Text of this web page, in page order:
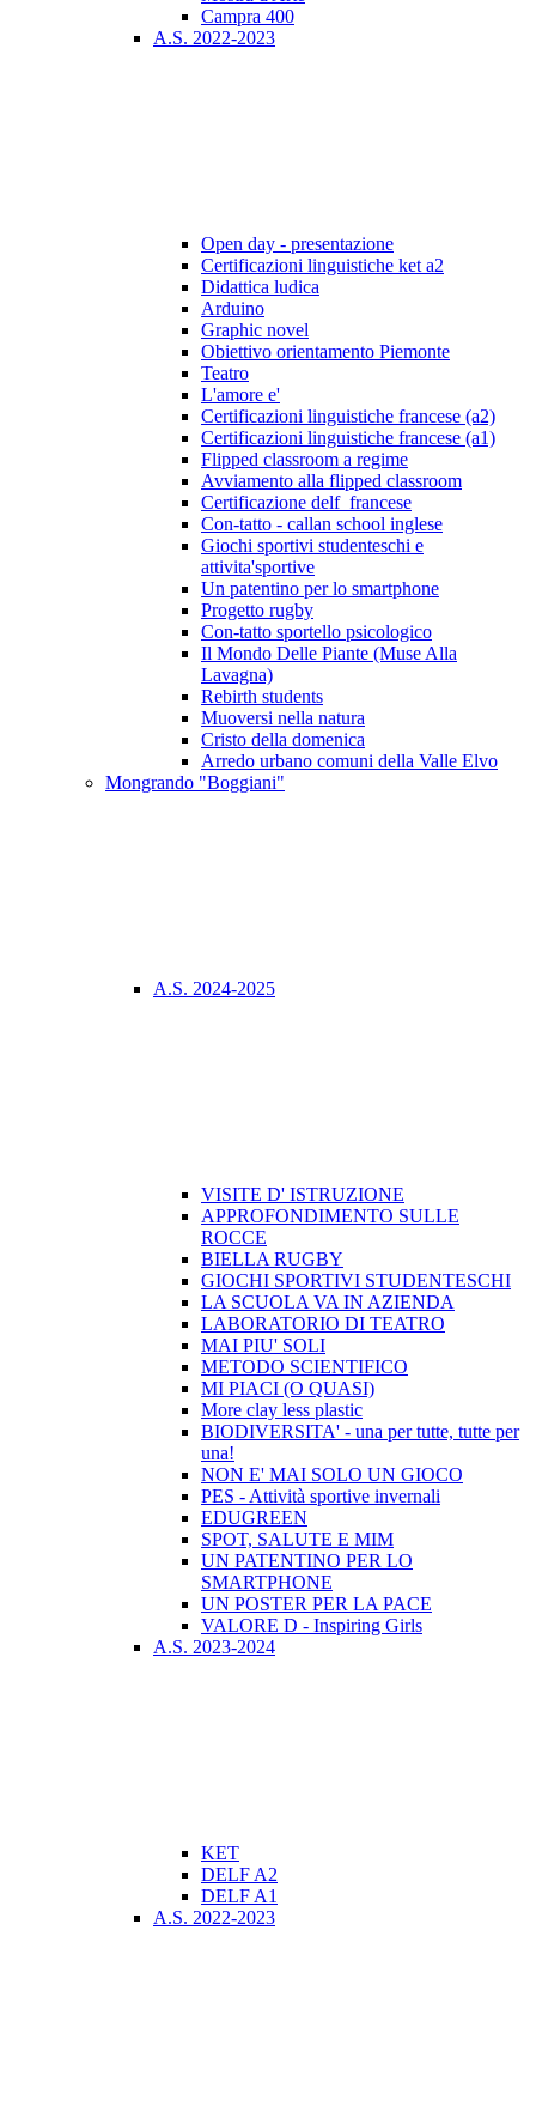
Campra 400
A.S. 2022-2023
Open day - presentazione
Certificazioni linguistiche ket a2
Didattica ludica
Arduino
Graphic novel
Obiettivo orientamento Piemonte
Teatro
L'amore e'
Certificazioni linguistiche francese (a2)
Certificazioni linguistiche francese (a1)
Flipped classroom a regime
Avviamento alla flipped classroom
Certificazione delf_francese
Con-tatto - callan school inglese
Giochi sportivi studenteschi e
attivita'sportive
Un patentino per lo smartphone
Progetto rugby
Con-tatto sportello psicologico
Il Mondo Delle Piante (Muse Alla
Lavagna)
Rebirth students
Muoversi nella natura
Cristo della domenica
Arredo urbano comuni della Valle Elvo
Mongrando "Boggiani"
A.S. 2024-2025
VISITE D' ISTRUZIONE
APPROFONDIMENTO SULLE
ROCCE
BIELLA RUGBY
GIOCHI SPORTIVI STUDENTESCHI
LA SCUOLA VA IN AZIENDA
LABORATORIO DI TEATRO
MAI PIU' SOLI
METODO SCIENTIFICO
MI PIACI (O QUASI)
More clay less plastic
BIODIVERSITA' - una per tutte, tutte per
una!
NON E' MAI SOLO UN GIOCO
PES - Attività sportive invernali
EDUGREEN
SPOT, SALUTE E MIM
UN PATENTINO PER LO
SMARTPHONE
UN POSTER PER LA PACE
VALORE D - Inspiring Girls
A.S. 2023-2024
KET
DELF A2
DELF A1
A.S. 2022-2023